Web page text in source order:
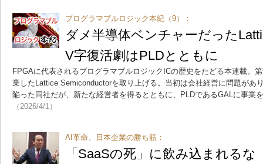
プログラマブルロジック本紀（9）：
ダメ半導体ベンチャーだった
V字復活劇はPLDとともに
FPGAに代表されるプログラマブルロジックICの歴史をたどる本連載。
業したLattice Semiconductorを取り上げる。当初は会社経営に問題があ
陥った同社だが、新たな経営者を得るとともに、PLDであるGALに事業
（2026/4/1）
AI革命、日本企業の勝ち筋：
「SaaSの死」に飲み込まれる